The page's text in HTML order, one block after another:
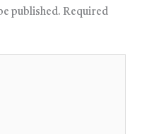
published. Required